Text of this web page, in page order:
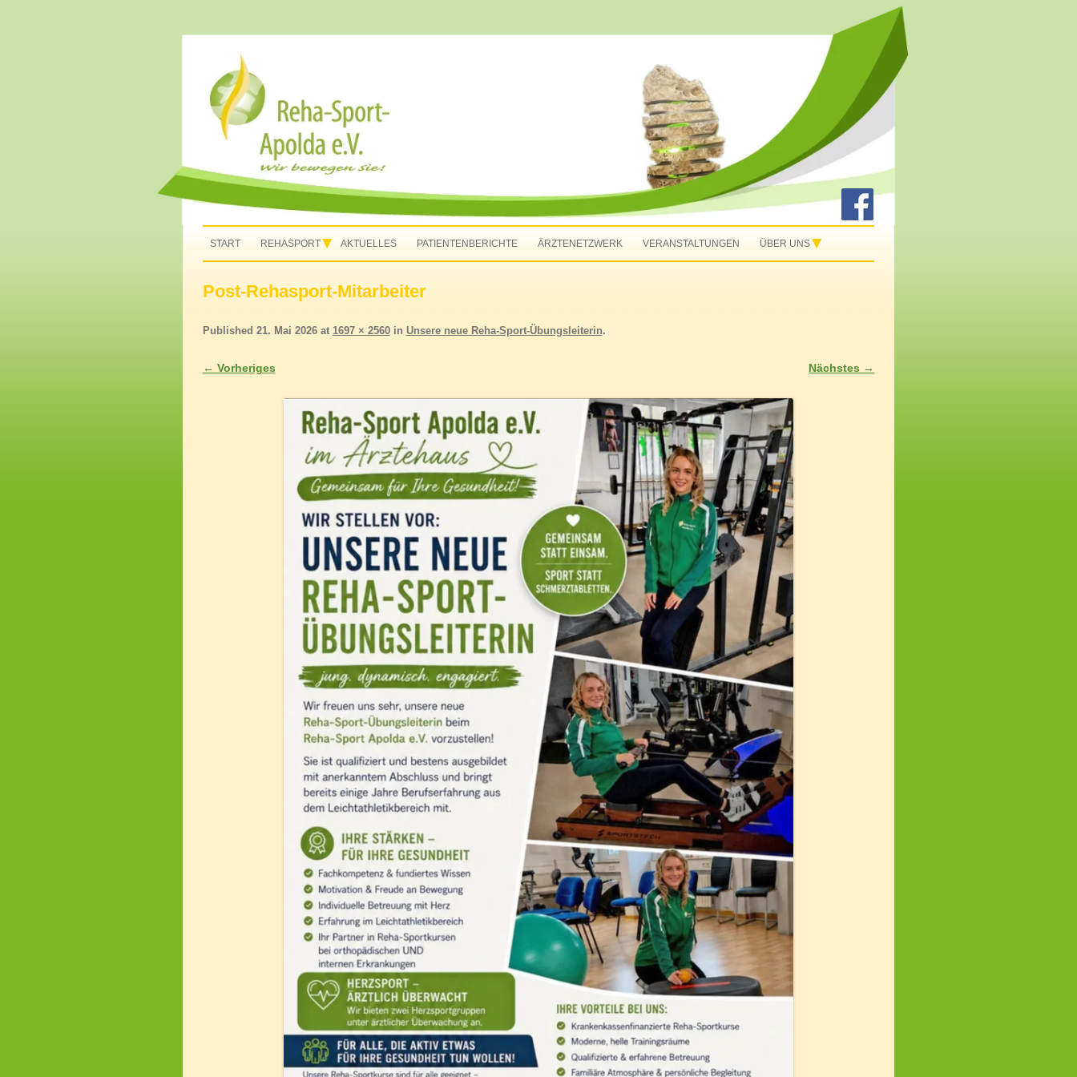
Zum Inhalt springen
START REHASPORT AKTUELLES PATIENTENBERICHTE ÄRZTENETZWERK VERANSTALTUNGEN ÜBER UNS
Post-Rehasport-Mitarbeiter
Published 21. Mai 2026at 1697 × 2560in Unsere neue Reha-Sport-Übungsleiterin.
← Vorheriges Nächstes →